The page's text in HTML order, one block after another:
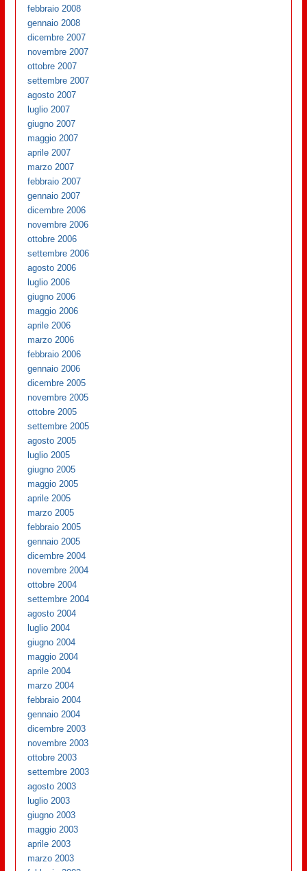
febbraio 2008
gennaio 2008
dicembre 2007
novembre 2007
ottobre 2007
settembre 2007
agosto 2007
luglio 2007
giugno 2007
maggio 2007
aprile 2007
marzo 2007
febbraio 2007
gennaio 2007
dicembre 2006
novembre 2006
ottobre 2006
settembre 2006
agosto 2006
luglio 2006
giugno 2006
maggio 2006
aprile 2006
marzo 2006
febbraio 2006
gennaio 2006
dicembre 2005
novembre 2005
ottobre 2005
settembre 2005
agosto 2005
luglio 2005
giugno 2005
maggio 2005
aprile 2005
marzo 2005
febbraio 2005
gennaio 2005
dicembre 2004
novembre 2004
ottobre 2004
settembre 2004
agosto 2004
luglio 2004
giugno 2004
maggio 2004
aprile 2004
marzo 2004
febbraio 2004
gennaio 2004
dicembre 2003
novembre 2003
ottobre 2003
settembre 2003
agosto 2003
luglio 2003
giugno 2003
maggio 2003
aprile 2003
marzo 2003